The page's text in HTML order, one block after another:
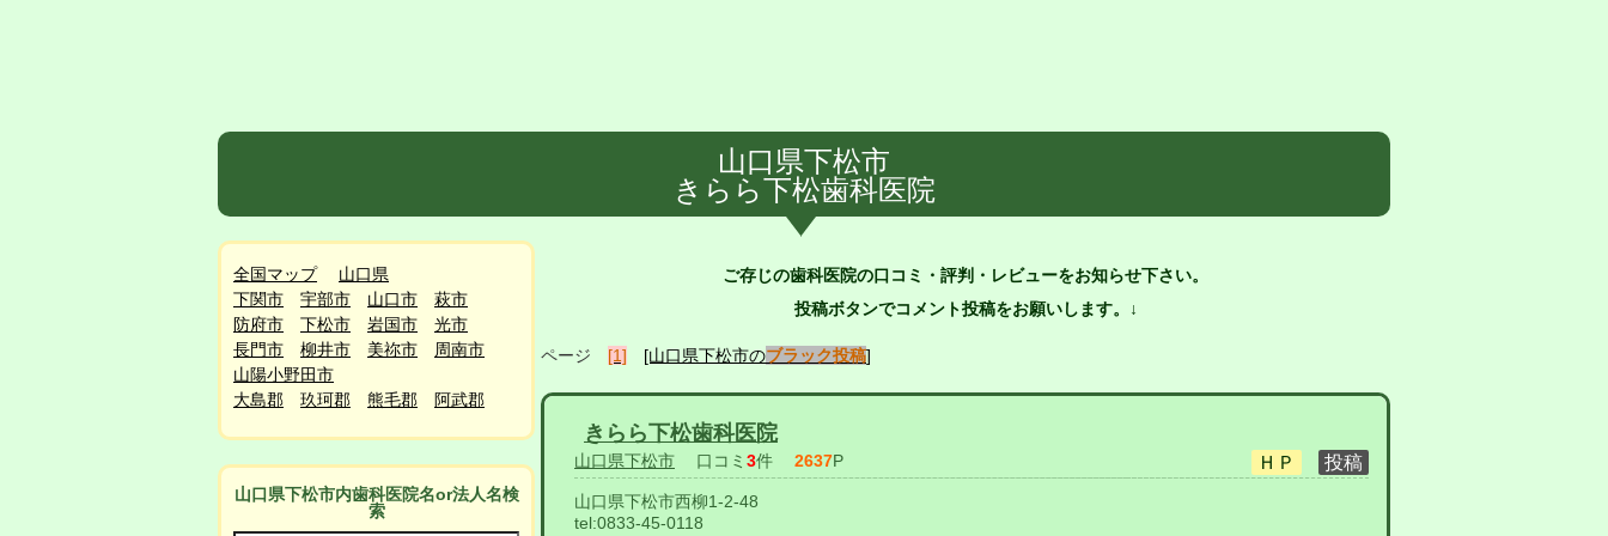
山口県下松市
きらら下松歯科医院
全国マップ
山口県
下関市
宇部市 山口市
萩市
防府市
下松市 岩国市
光市
長門市
柳井市 美祢市
周南市
山陽小野田市
大島郡
玖珂郡 熊毛郡 阿武郡
山口県下松市内歯科医院名or法人名検
索
ご存じの歯科医院の口コミ・評判・レビューをお知らせ下さい。
投稿ボタンでコメント投稿をお願いします。↓
ページ [1] [山口県下松市のブラック投稿]
きらら下松歯科医院
山口県下松市 口コミ 3件 2637P
山口県下松市西柳1-2-48
tel:0833-45-0118